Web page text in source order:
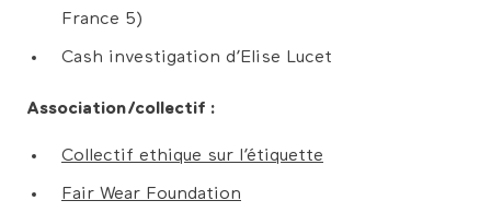
France 5)
Cash investigation d’Elise Lucet
Association/collectif :
Collectif ethique sur l’étiquette​
Fair Wear Foundation​